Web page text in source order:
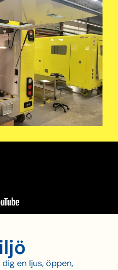
en ljus, öppen,